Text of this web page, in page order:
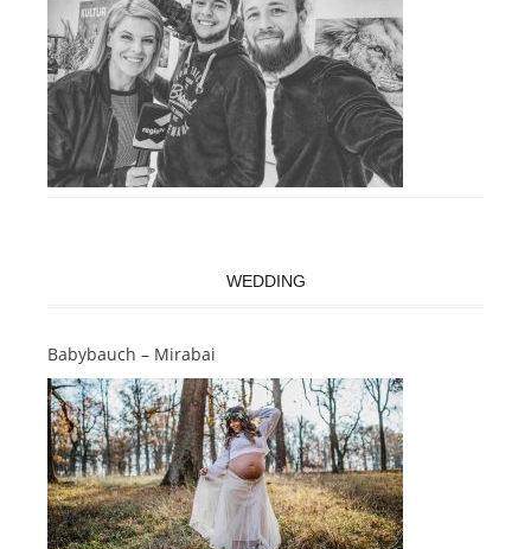
WEDDING
Babybauch – Mirabai